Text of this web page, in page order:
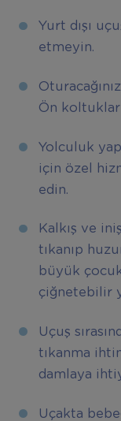
Yurt dışı
etmeyin.
Ön
Yolculuk
için özel
edin.
Kalkış ve
tıkanıp
büyük
çiğnetebilir
Uçuş
tıkanma
damlaya
Uçakta